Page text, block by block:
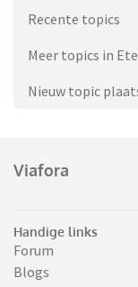
Recente topics
Meer topics in
Nieuw topic
Viafora
Handige links
Forum
Blogs